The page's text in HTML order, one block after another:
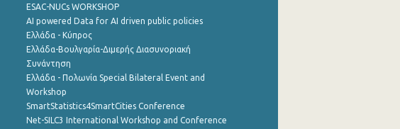
ESAC-NUCs WORKSHOP
AI powered Data for AI driven public policies
Ελλάδα - Κύπρος
Ελλάδα-Βουλγαρία-Διμερής Διασυνοριακή
Συνάντηση
Ελλάδα - Πολωνία Special Bilateral Event and
Workshop
SmartStatistics4SmartCities Conference
Net-SILC3 International Workshop and Conference